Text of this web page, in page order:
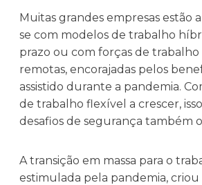
Muitas grandes empresas estão
se com modelos de trabalho
prazo ou com forças de
remotas, encorajadas pelos
assistido durante a pandemia.
de trabalho flexível a crescer,
desafios de segurança também
A transição em massa para o
estimulada pela pandemia,